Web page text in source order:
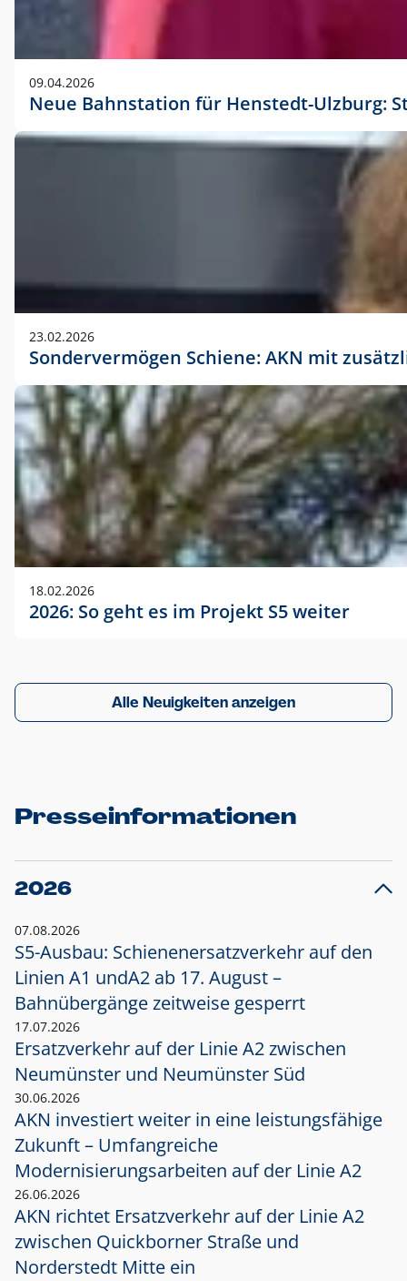
09.04.2026
Neue Bahnstation für Henstedt-Ulzburg:
23.02.2026
Sondervermögen Schiene: AKN mit
18.02.2026
2026: So geht es im Projekt S5 weiter
Alle Neuigkeiten anzeigen
Presseinformationen
2026
07.08.2026
S5-Ausbau: Schienenersatzverkehr auf den
Linien A1 undA2 ab 17. August –
Bahnübergänge zeitweise gesperrt
17.07.2026
Ersatzverkehr auf der Linie A2 zwischen
Neumünster und Neumünster Süd
30.06.2026
AKN investiert weiter in eine leistungsfähige
Zukunft – Umfangreiche
Modernisierungsarbeiten auf der Linie A2
26.06.2026
AKN richtet Ersatzverkehr auf der Linie A2
zwischen Quickborner Straße und
Norderstedt Mitte ein